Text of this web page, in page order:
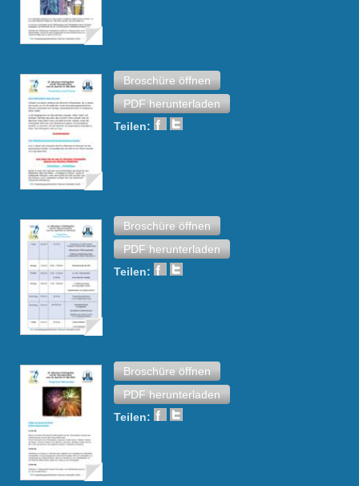
Broschüre öffnen
PDF herunterladen
Teilen:
Broschüre öffnen
PDF herunterladen
Teilen:
Broschüre öffnen
PDF herunterladen
Teilen: